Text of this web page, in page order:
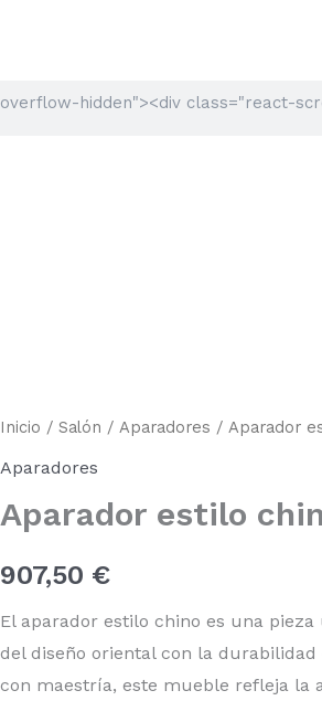
Inicio / Salón / Aparadores / Aparador
Aparadores
Aparador estilo
907,50 €
El aparador estilo chino es una
del diseño oriental con la
con maestría, este mueble refleja la
Aparador
chino
49
cantidad